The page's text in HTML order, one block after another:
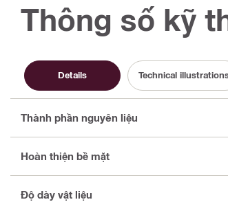
Thông số kỹ
Details Technical
Thành phần nguyên liệu
Hoàn thiện bề mặt
Độ dày vật liệu